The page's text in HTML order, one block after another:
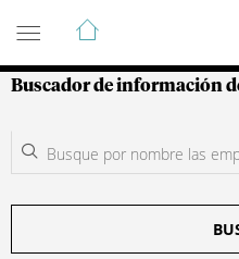
Guía de Empresas
Buscador de información